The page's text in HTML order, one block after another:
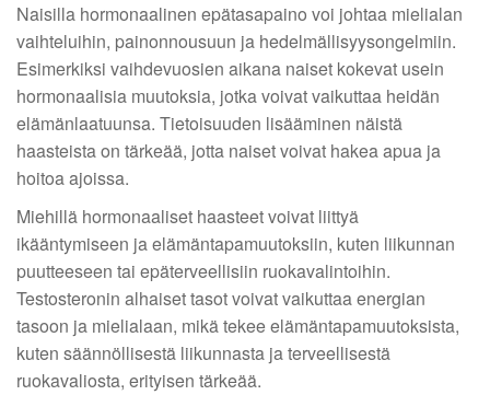
Naisilla hormonaalinen epätasapaino voi johtaa mielialan
vaihteluihin, painonnousuun ja hedelmällisyysongelmiin.
Esimerkiksi vaihdevuosien aikana naiset kokevat usein
hormonaalisia muutoksia, jotka voivat vaikuttaa heidän
elämänlaatuunsa. Tietoisuuden lisääminen näistä
haasteista on tärkeää, jotta naiset voivat hakea apua ja
hoitoa ajoissa.
Miehillä hormonaaliset haasteet voivat liittyä
ikääntymiseen ja elämäntapamuutoksiin, kuten liikunnan
puutteeseen tai epäterveellisiin ruokavalintoihin.
Testosteronin alhaiset tasot voivat vaikuttaa energian
tasoon ja mielialaan, mikä tekee elämäntapamuutoksista,
kuten säännöllisestä liikunnasta ja terveellisestä
ruokavaliosta, erityisen tärkeää.